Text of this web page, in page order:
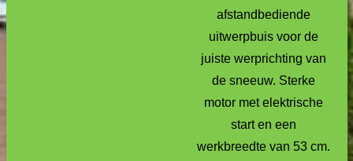
afstandbediende
uitwerpbuis voor de
juiste werprichting van
de sneeuw. Sterke
motor met elektrische
start en een
werkbreedte van 53 cm.